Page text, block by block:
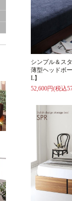
シンプル＆ス
薄型ヘッドボ
L】
52,600円(税込